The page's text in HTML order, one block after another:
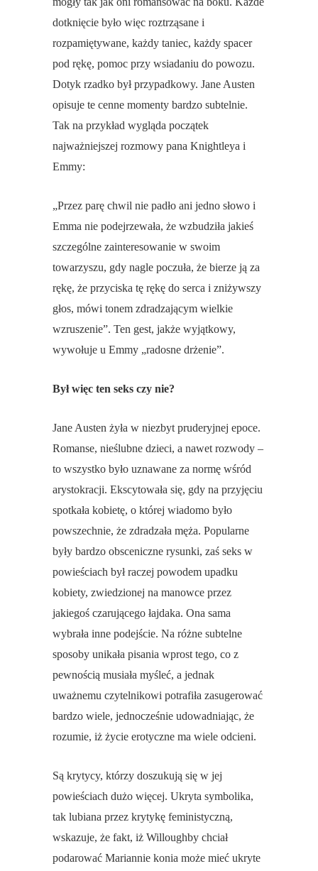
dotknięcie było więc roztrząsane i
rozpamiętywane, każdy taniec, każdy spacer
pod rękę, pomoc przy wsiadaniu do powozu.
Dotyk rzadko był przypadkowy. Jane Austen
opisuje te cenne momenty bardzo subtelnie.
Tak na przykład wygląda początek
najważniejszej rozmowy pana Knightleya i
Emmy:
„Przez parę chwil nie padło ani jedno słowo i
Emma nie podejrzewała, że wzbudziła jakieś
szczególne zainteresowanie w swoim
towarzyszu, gdy nagle poczuła, że bierze ją za
rękę, że przyciska tę rękę do serca i zniżywszy
głos, mówi tonem zdradzającym wielkie
wzruszenie”. Ten gest, jakże wyjątkowy,
wywołuje u Emmy „radosne drżenie”.
Był więc ten seks czy nie?
Jane Austen żyła w niezbyt pruderyjnej epoce.
Romanse, nieślubne dzieci, a nawet rozwody –
to wszystko było uznawane za normę wśród
arystokracji. Ekscytowała się, gdy na przyjęciu
spotkała kobietę, o której wiadomo było
powszechnie, że zdradzała męża. Popularne
były bardzo obsceniczne rysunki, zaś seks w
powieściach był raczej powodem upadku
kobiety, zwiedzionej na manowce przez
jakiegoś czarującego łajdaka. Ona sama
wybrała inne podejście. Na różne subtelne
sposoby unikała pisania wprost tego, co z
pewnością musiała myśleć, a jednak
uważnemu czytelnikowi potrafiła zasugerować
bardzo wiele, jednocześnie udowadniając, że
rozumie, iż życie erotyczne ma wiele odcieni.
Są krytycy, którzy doszukują się w jej
powieściach dużo więcej. Ukryta symbolika,
tak lubiana przez krytykę feministyczną,
wskazuje, że fakt, iż Willoughby chciał
podarować Mariannie konia może mieć ukryte